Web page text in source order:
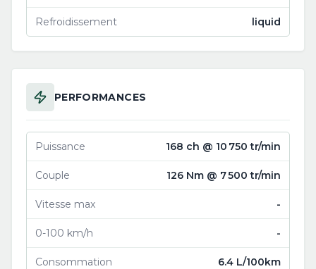
Refroidissement liquid
PERFORMANCES
Puissance 168 ch @ 10 750 tr/min
Couple 126 Nm @ 7 500 tr/min
Vitesse max -
0-100 km/h -
Consommation 6.4 L/100km